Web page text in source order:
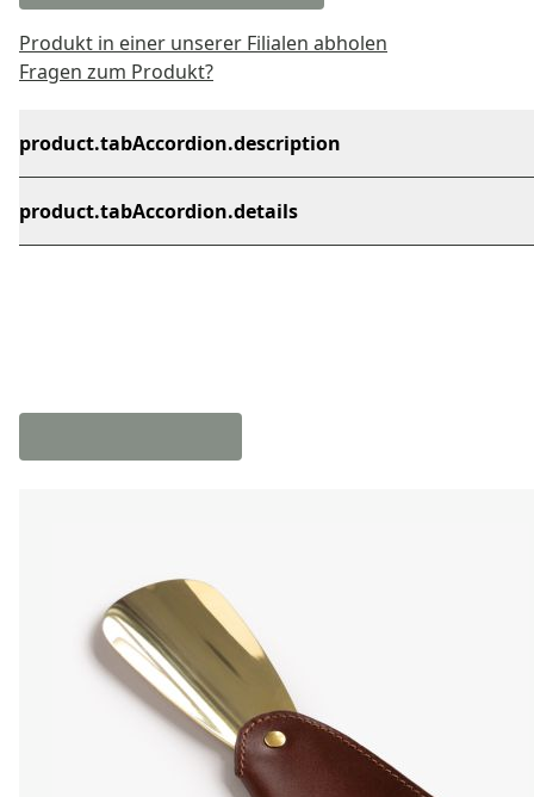
Produkt in einer unserer Filialen abholen
Fragen zum Produkt?
product.tabAccordion.description
product.tabAccordion.details